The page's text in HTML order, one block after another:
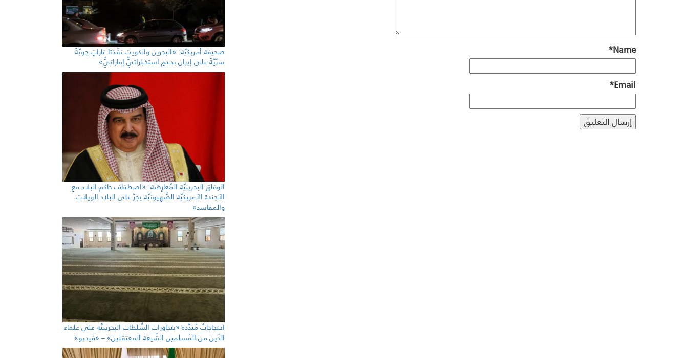
Name
*
Email
*
صحيفة أمريكيّة: «البحرين والكويت نفّذتا غاراتٍ جويّةً
سرّيّةً على إيران بدعمٍ استخباراتيٍّ إماراتيٍّ»
الوفاق البحرينيَّة المُعارِضَة: «اصطفاف حاكم البلاد مع
الأجندة الأمريكيَّة الصُّهيونيَّة يجرّ على البلاد الويلات
والمفاسد»
احتجاجاتٌ مُندِّدة «بتجاوزات السُّلطات البحرينيَّة على علماء
الدّين من المُسلمين الشّيعة المعتقلين» – «فيديو»